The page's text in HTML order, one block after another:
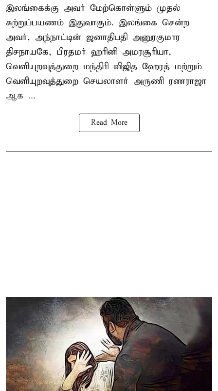
இலங்கைக்கு அவர் மேற்கொள்ளும் முதல்
சுற்றுப்பயணம் இதுவாகும். இலங்கை சென்ற
அவர், அந்நாட்டின் ஜனாதிபதி அனுரகுமார
திசநாயகே, பிரதமர் ஹரினி அமரசூரியா,
வெளியுறவுத்துறை மந்திரி விஜித ஹேரத் மற்றும்
வெளியுறவுத்துறை செயலாளர் அருணி ரணராஜா
ஆக ...
Read More